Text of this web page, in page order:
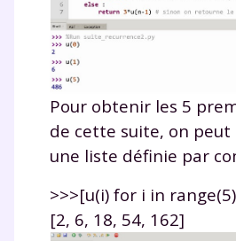
Pour obtenir les 5
de cette suite, on
une liste définie par
>>>[u(i) for i in
[2, 6, 18, 54, 162]